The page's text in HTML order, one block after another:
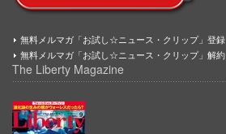
無料メルマガ「お試し☆ニュース・クリップ」登録
無料メルマガ「お試し☆ニュース・クリップ」解約
The Liberty Magazine